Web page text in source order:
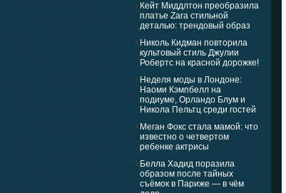
Кейт Миддлтон преобразила
платье Zara стильной
деталью: трендовый образ
Николь Кидман повторила
культовый стиль Джулии
Робертс на красной дорожке!
Неделя моды в Лондоне:
Наоми Кэмпбелл на
подиуме, Орландо Блум и
Никола Пельтц среди гостей
Меган Фокс стала мамой: что
известно о четвертом
ребенке актрисы
Белла Хадид поразила
образом после тайных
съёмок в Париже — в чём